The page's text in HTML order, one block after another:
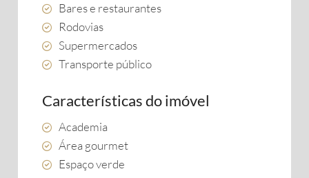
Bares e restaurantes
Rodovias
Supermercados
Transporte público
Características do imóvel
Academia
Área gourmet
Espaço verde